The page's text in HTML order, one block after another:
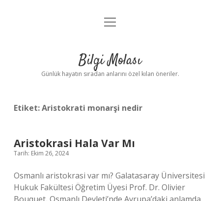
Anasayfa
Yasal Uyarı
menüyü
Bilgi Molası
Günlük hayatın sıradan anlarını özel kılan öneriler.
Etiket:Aristokrati monarşi nedir
Aristokrasi Hala Var Mı
Tarih: Ekim 26, 2024
Osmanlı aristokrasi var mı? Galatasaray Üniversitesi
Hukuk Fakültesi Öğretim Üyesi Prof. Dr. Olivier